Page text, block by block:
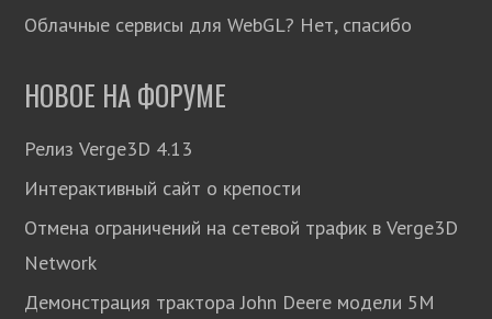
Облачные сервисы для WebGL? Нет, спасибо
НОВОЕ НА ФОРУМЕ
Релиз Verge3D 4.13
Интерактивный сайт о крепости
Отмена ограничений на сетевой трафик в Verge3D
Network
Демонстрация трактора John Deere модели 5М